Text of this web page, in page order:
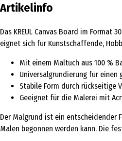
Artikelinfo
Das KREUL Canvas Board im
eignet sich für Kunstschaffende,
Mit einem Maltuch aus 100 %
Universalgrundierung für einen
Stabile Form durch rückseitige
Geeignet für die Malerei mit
Der Malgrund ist ein entscheidender
Malen begonnen werden kann. Die